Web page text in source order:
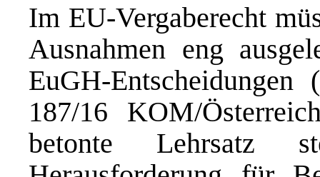
Im EU-Vergaberecht
Ausnahmen eng
EuGH-
187/16 KOM/
betonte Lehrsatz